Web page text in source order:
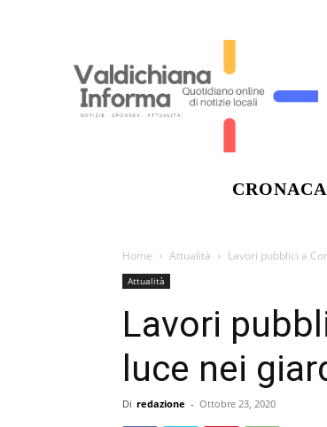
CRONACA
Home Attualità Lavori pubblici a
Attualità
Lavori
luce nei
Di redazione - Ottobre 23, 2020